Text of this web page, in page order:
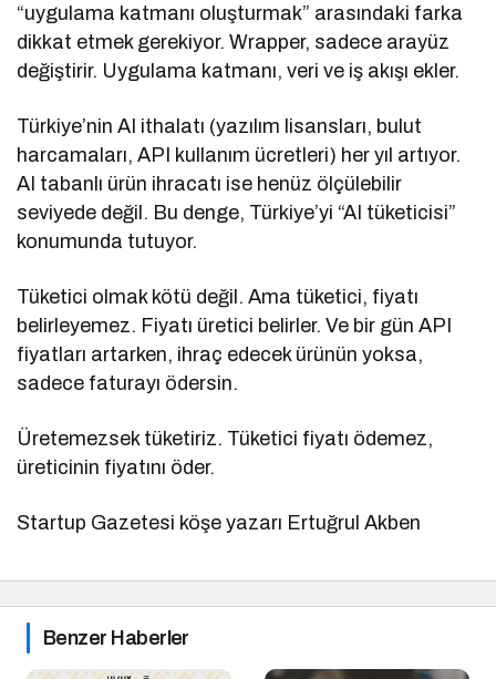
“uygulama katmanı oluşturmak” arasındaki farka
dikkat etmek gerekiyor. Wrapper, sadece arayüz
değiştirir. Uygulama katmanı, veri ve iş akışı ekler.
Türkiye’nin AI ithalatı (yazılım lisansları, bulut
harcamaları, API kullanım ücretleri) her yıl artıyor.
AI tabanlı ürün ihracatı ise henüz ölçülebilir
seviyede değil. Bu denge, Türkiye’yi “AI tüketicisi”
konumunda tutuyor.
Tüketici olmak kötü değil. Ama tüketici, fiyatı
belirleyemez. Fiyatı üretici belirler. Ve bir gün API
fiyatları artarken, ihraç edecek ürünün yoksa,
sadece faturayı ödersin.
Üretemezsek tüketiriz. Tüketici fiyatı ödemez,
üreticinin fiyatını öder.
Startup Gazetesi köşe yazarı Ertuğrul Akben
Benzer Haberler